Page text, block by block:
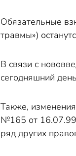
Обязательные
травмы»)
В связи с
сегодняшний
Также,
№165 от
ряд других